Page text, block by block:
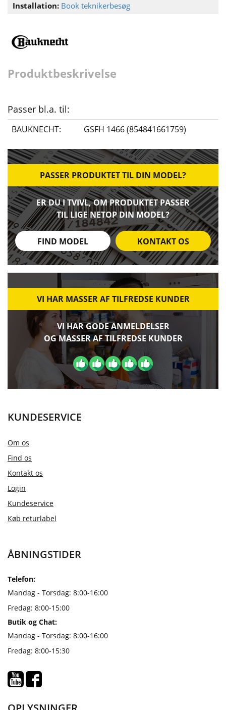
Installation: Book teknikerbesøg
Produktbeskrivelse
Passer bl.a. til:
BAUKNECHT: GSFH 1466 (854841661759)
PASSER PRODUKTET TIL DIN MODEL?
ER DU I TVIVL, OM PRODUKTET PASSER
TIL LIGE NETOP DIN MODEL?
FIND MODEL KONTAKT OS
VI HAR MASSER AF TILFREDSE KUNDER
VI HAR GODE ANMELDELSER
OG MASSER AF TILFREDSE KUNDER
KUNDESERVICE
Om os
Find os
Kontakt os
Login
Kundeservice
Køb returlabel
ÅBNINGSTIDER
Telefon:
Mandag - Torsdag: 8:00-16:00
Fredag: 8:00-15:00
Butik og Chat:
Mandag - Torsdag: 8:00-16:00
Fredag: 8:00-15:30